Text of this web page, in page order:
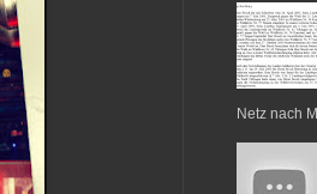
Netz nach